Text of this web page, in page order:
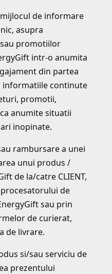
de informare
asupra
promotiilor
intr-o anumita
din partea
continute
promotii,
anumite situatii
inopinate.
rambursare a unei
unui produs /
de la/catre CLIENT,
de
sau prin
de curierat,
de livrare.
si/sau serviciu de
prezentului